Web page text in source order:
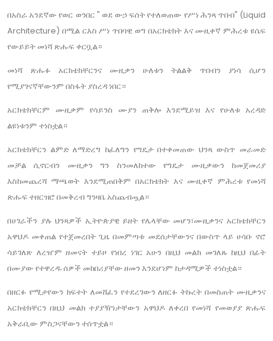
በአስራ አንደኛው የወር ወንበር " ወደ ውኃ ፍሰት የተለወጠው የሥነ ሕንጻ ጥበብ" (Liquid
Architecture) በሚል ርእስ ሥነ ጥበባዊ ወግ በአርክቴክት እና ሙዚቀኛ ምሕረቱ ዩሴፍ
የውይይት መነሻ ጽሑፍ ቀርቧል።
መነሻ ጽሑፉ አርክቴክቸርንና ሙዚቃን ሁለቱን ትልልቅ ጥበብን ያነሳ ሲሆን
የሚያገናኛቸውንም በስፋት ያስረዳ ነበር።
አርክቴክቸርም ሙዚቃም የሳይንስ ሙያን ጠቅሎ እንደሚይዝ እና የሁለቱ አረዳድ
ልዩነቱንም ተነስቷል።
አርክቴክቸርን ልምድ ለማድረግ ከፈለግን የግዴታ በተቀመጠው ህንጻ ውስጥ መራመድ
መቻል ሲኖርብን ሙዚቃን ግን ስንመለከተው የግዴታ ሙዚቃውን ከመጀመሪያ
እስከመጨረሻ ማጫወት እንደሚጠበቅም በአርክቴክት እና ሙዚቀኛ ምሕረቱ የመነሻ
ጽሑፍ ተዘርዝሮ በመቅረብ ግንዛቤ አስጨብጧል።
በሀገራችን ያሉ ህንጻዎች ኢትዮጵያዊ ይዘት የሌላቸው መሆን፣ሙዚቃንና አርክቴክቸርን
አዋህዶ መቀጠል የተጀመረበት ጊዜ በመምጣቱ መደሰታቸውንና በውስጥ ላይ ሀሳቡ ኖሮ
ሳይገለጽ ለረዠም ዘመናት ተይዞ የነበረ ነገር አሁን በዚህ መልክ መገለጹ ከዚህ በፊት
በሙያው የተዋረዱ ሰዎች መከበሪያቸው ዘመን እንደሆነም ከታዳሚዎች ተነስቷል።
በዘርፉ የሚታየውን ክፍተት ለመሸፈን የተደረገውን ለዘርፉ ትኩረት በመስጠት ሙዚቃንና
አርክቴክቸርን በዚህ መልክ ተያያዥነታቸውን አዋህዶ ለቀረበ የመነሻ የመወያያ ጽሑፍ
አቅራቢው ምስጋናቸውን ተሰጥቷል።